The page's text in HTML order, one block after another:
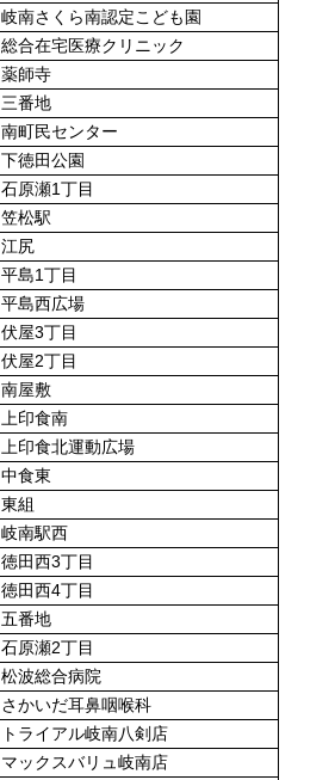
岐南さくら南認定こども園
総合在宅医療クリニック
薬師寺
三番地
南町民センター
下徳田公園
石原瀬1丁目
笠松駅
江尻
平島1丁目
平島西広場
伏屋3丁目
伏屋2丁目
南屋敷
上印食南
上印食北運動広場
中食東
東組
岐南駅西
徳田西3丁目
徳田西4丁目
五番地
石原瀬2丁目
松波総合病院
さかいだ耳鼻咽喉科
トライアル岐南八剣店
マックスバリュ岐南店